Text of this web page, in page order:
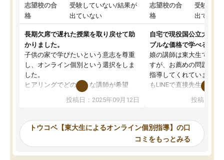
志望校の合
格
受験していない/結果が
出ていない
長期欠席で遅れた授業を取り戻せて助
かりました。
子供の家で学びたいという意志を尊重
し、オンライン個別という選択をしま
した。
ヒアリングでどのような講師が希望
か、オプションは付帯するかなど選ぶ
事が出来ました。
ーティングを行い、その講師で良いか
見てから講師を決定する事ができま
す。
投稿日：2025年09月12日
志望校の合
格
受験して
出ていな
自宅で現役国公立大学生
ブルな価格で学べる
娘の講師は東大生では無
すが、お薦めの問題集や
指導してくれています。
もLINEで直接先生に質問
めれるので、個人に合
いなのがあり(有料)、受
ことをどんなスケジュー
くか相談したのですが、
ち期待したものではなく
投稿日：
トウコベ【東大生によるオンライン個別指導】の口
コミをもっとみる